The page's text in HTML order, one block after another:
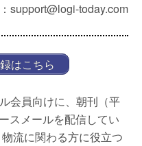
support@logi-today.com
はこちら
会員向けに、朝刊（平
スメールを配信してい
流に関わる方に役立つ